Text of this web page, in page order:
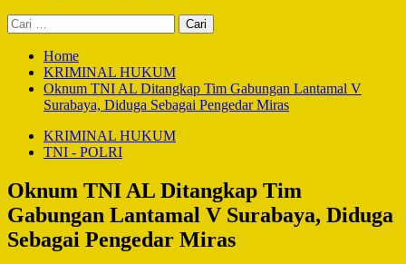
Cari
untuk:
Home
KRIMINAL HUKUM
Oknum TNI AL Ditangkap Tim Gabungan Lantamal V
Surabaya, Diduga Sebagai Pengedar Miras
KRIMINAL HUKUM
TNI - POLRI
Oknum TNI AL Ditangkap Tim
Gabungan Lantamal V Surabaya, Diduga
Sebagai Pengedar Miras